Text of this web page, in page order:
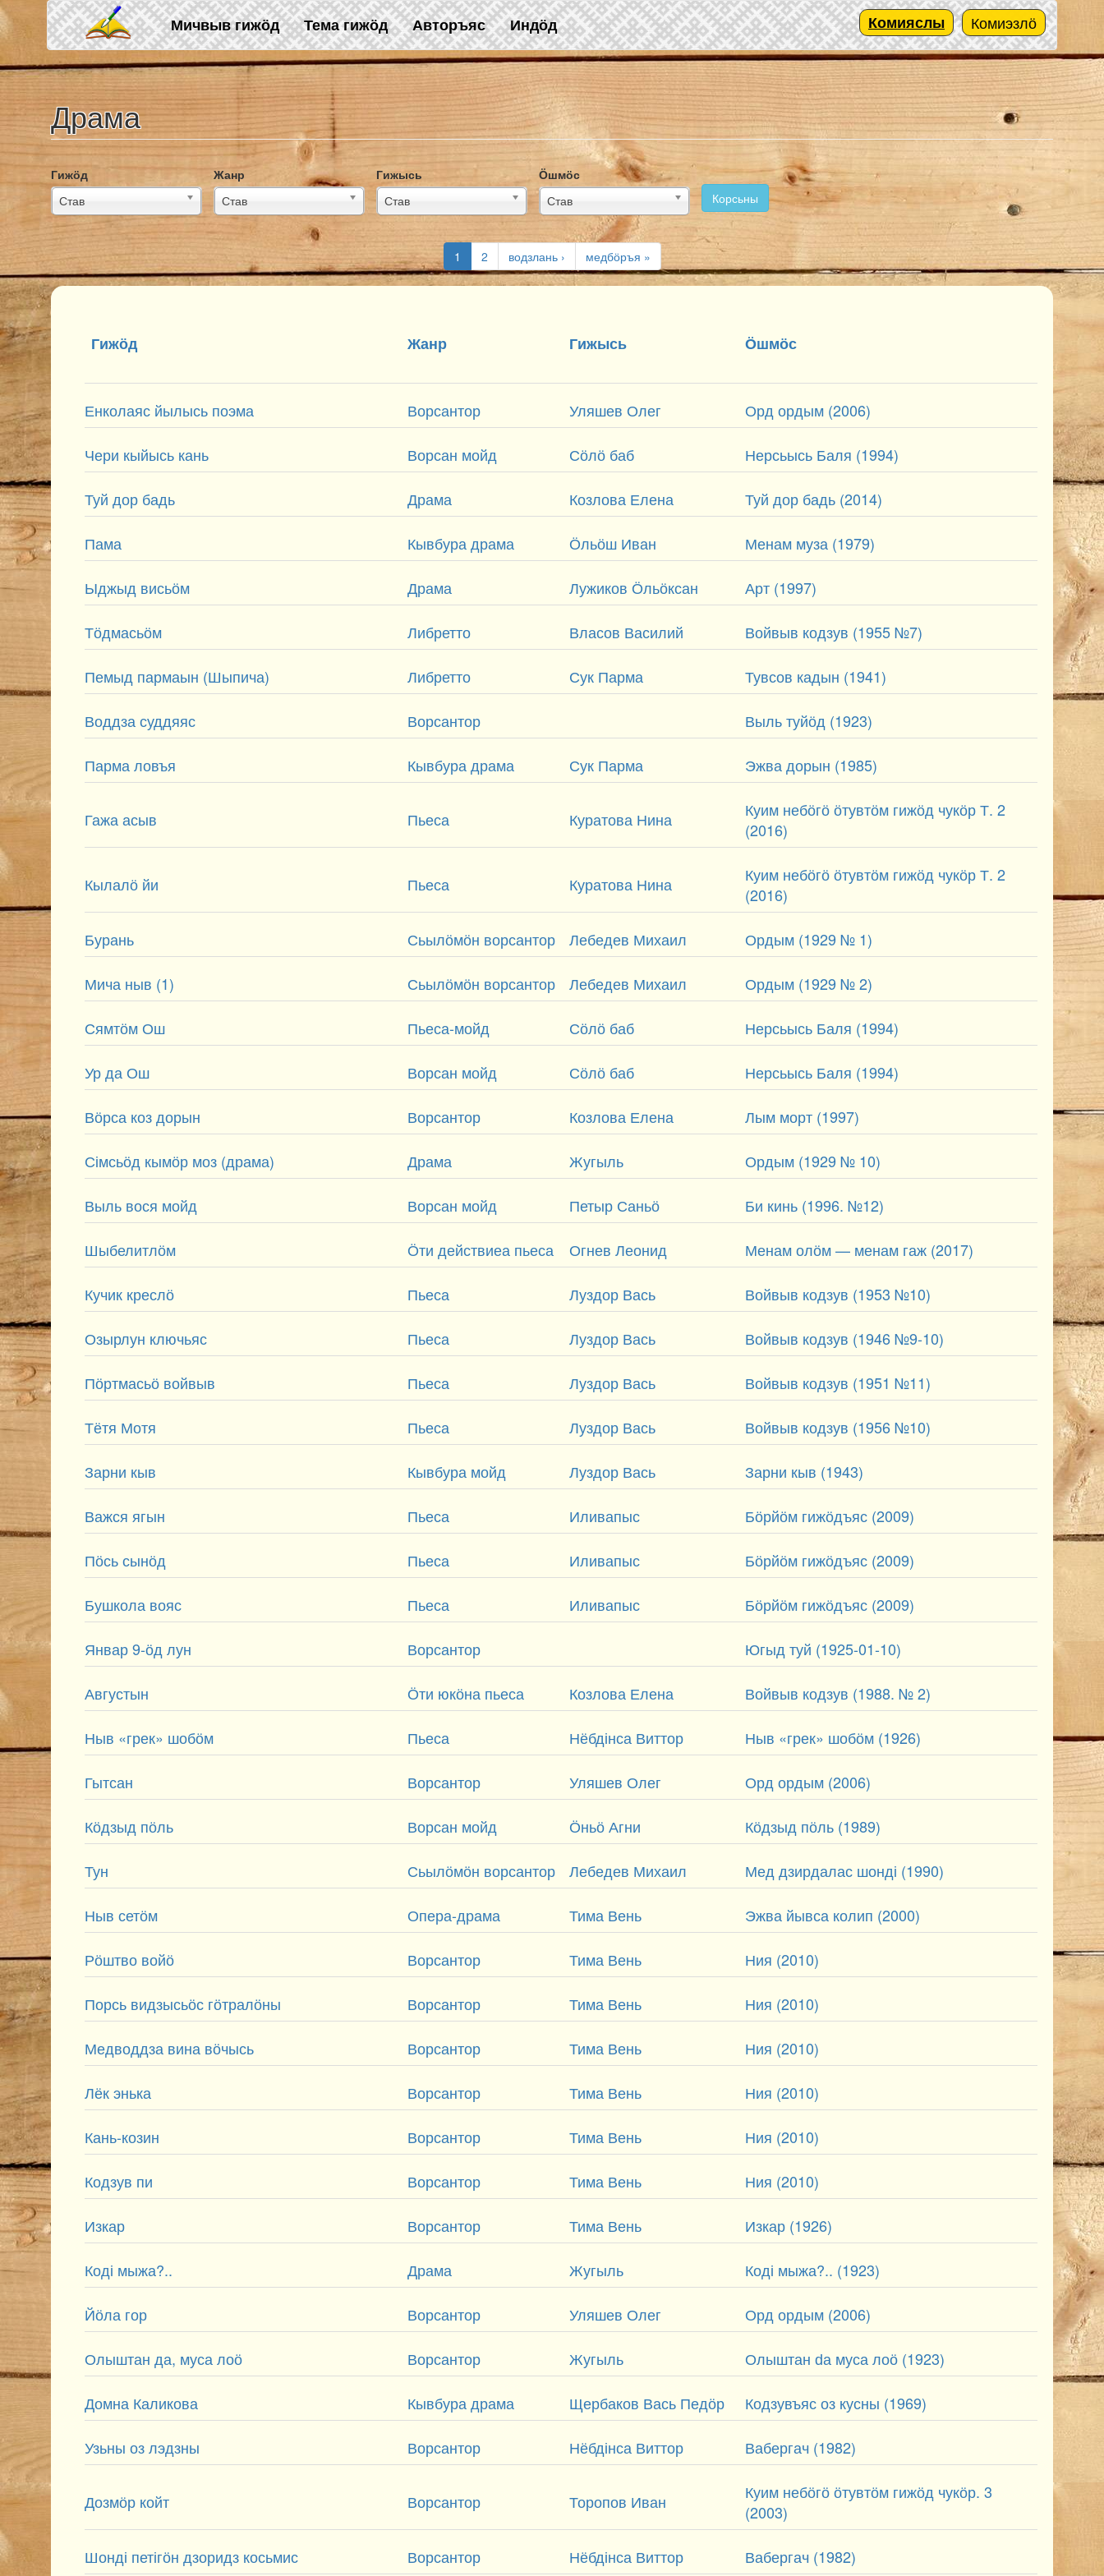
Skip to main content
Мичвыв гижӧд Тема гижӧд Авторъяс Индӧд Комиэзлӧ
Комияслы
Драма
Гижӧд
Став
Жанр
Став
Гижысь
Став
Ӧшмӧс
Став
Корсьны
1 2 водзлань › медбӧръя »
Гижӧд Жанр Гижысь Ӧшмӧс
Енколаяс йылысь поэма Ворсантор Уляшев Олег Орд ордым (2006)
Чери кыйысь кань Ворсан мойд Сӧлӧ баб Нерсьысь Баля (1994)
Туй дор бадь Драма Козлова Елена Туй дор бадь (2014)
Пама Кывбура драма Ӧльӧш Иван Менам муза (1979)
Ыджыд висьӧм Драма Лужиков Ӧльӧксан Арт (1997)
Тӧдмасьӧм Либретто Власов Василий Войвыв кодзув (1955 №7)
Пемыд пармаын (Шыпича) Либретто Сук Парма Тувсов кадын (1941)
Воддза суддяяс Ворсантор Выль туйӧд (1923)
Парма ловъя Кывбура драма Сук Парма Эжва дорын (1985)
Гажа асыв Пьеса Куратова Нина
Куим небӧгӧ ӧтувтӧм гижӧд чукӧр Т. 2
(2016)
Кылалӧ йи Пьеса Куратова Нина
Куим небӧгӧ ӧтувтӧм гижӧд чукӧр Т. 2
(2016)
Бурань Сьылӧмӧн ворсантор Лебедев Михаил Ордым (1929 № 1)
Мича ныв (1) Сьылӧмӧн ворсантор Лебедев Михаил Ордым (1929 № 2)
Сямтӧм Ош Пьеса-мойд Сӧлӧ баб Нерсьысь Баля (1994)
Ур да Ош Ворсан мойд Сӧлӧ баб Нерсьысь Баля (1994)
Вӧрса коз дорын Ворсантор Козлова Елена Лым морт (1997)
Сімсьӧд кымӧр моз (драма) Драма Жугыль Ордым (1929 № 10)
Выль вося мойд Ворсан мойд Петыр Саньӧ Би кинь (1996. №12)
Шыбелитлӧм Ӧти действиеа пьеса Огнев Леонид Менам олӧм — менам гаж (2017)
Кучик креслӧ Пьеса Луздор Вась Войвыв кодзув (1953 №10)
Озырлун ключьяс Пьеса Луздор Вась Войвыв кодзув (1946 №9-10)
Пӧртмасьӧ войвыв Пьеса Луздор Вась Войвыв кодзув (1951 №11)
Тётя Мотя Пьеса Луздор Вась Войвыв кодзув (1956 №10)
Зарни кыв Кывбура мойд Луздор Вась Зарни кыв (1943)
Важся ягын Пьеса Иливапыс Бӧрйӧм гижӧдъяс (2009)
Пӧсь сынӧд Пьеса Иливапыс Бӧрйӧм гижӧдъяс (2009)
Бушкола вояс Пьеса Иливапыс Бӧрйӧм гижӧдъяс (2009)
Январ 9-ӧд лун Ворсантор Югыд туй (1925-01-10)
Августын Ӧти юкӧна пьеса Козлова Елена Войвыв кодзув (1988. № 2)
Ныв «грек» шобӧм Пьеса Нёбдінса Виттор Ныв «грек» шобӧм (1926)
Гытсан Ворсантор Уляшев Олег Орд ордым (2006)
Кӧдзыд пӧль Ворсан мойд Ӧньӧ Агни Кӧдзыд пӧль (1989)
Тун Сьылӧмӧн ворсантор Лебедев Михаил Мед дзирдалас шонді (1990)
Ныв сетӧм Опера-драма Тима Вень Эжва йывса колип (2000)
Рӧштво войӧ Ворсантор Тима Вень Ния (2010)
Порсь видзысьӧс гӧтралӧны Ворсантор Тима Вень Ния (2010)
Медводдза вина вӧчысь Ворсантор Тима Вень Ния (2010)
Лёк энька Ворсантор Тима Вень Ния (2010)
Кань-козин Ворсантор Тима Вень Ния (2010)
Кодзув пи Ворсантор Тима Вень Ния (2010)
Изкар Ворсантор Тима Вень Изкар (1926)
Коді мыжа?.. Драма Жугыль Коді мыжа?.. (1923)
Йӧла гор Ворсантор Уляшев Олег Орд ордым (2006)
Олыштан да, муса лоӧ Ворсантор Жугыль Олыштан ԁа муса лоӧ (1923)
Домна Каликова Кывбура драма Щербаков Вась Педӧр Кодзувъяс оз кусны (1969)
Узьны оз лэдзны Ворсантор Нёбдінса Виттор Вабергач (1982)
Дозмӧр койт Ворсантор Торопов Иван
Куим небӧгӧ ӧтувтӧм гижӧд чукӧр. 3
(2003)
Шонді петігӧн дзоридз косьмис Ворсантор Нёбдінса Виттор Вабергач (1982)